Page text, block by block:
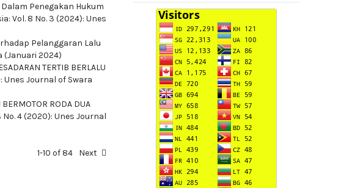
Penegakan Hukum
Vol. 8 No. 3 (2024): Unes
Pelanggaran Lalu
(Januari 2024)
TERTIB BERLALU
Unes Journal of Swara
RODA DUA
4 (2020): Unes Journal
1-10 of 84 Next